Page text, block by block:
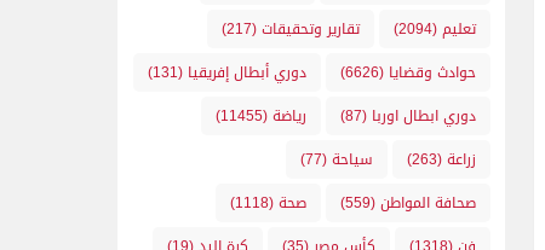
تعليم(2094) تقارير وتحقيقات(217)
حوادث وقضايا (6626) دوري أبطال إفريقيا (131)
دوري ابطال اوربا (87) رياضة(11455)
زراعة(263) سياحة(77)
صحافة المواطن(559) صحة(1118)